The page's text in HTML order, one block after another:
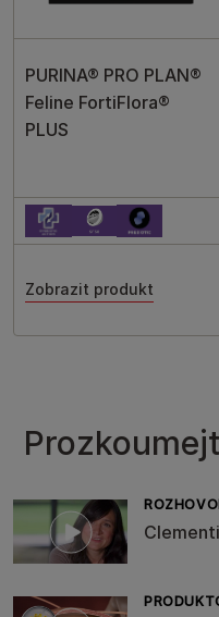
PURINA® PRO PLAN®
Feline FortiFlora®
PLUS
Zobrazit produkt